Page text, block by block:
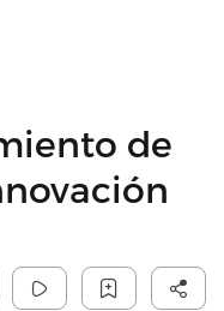
de